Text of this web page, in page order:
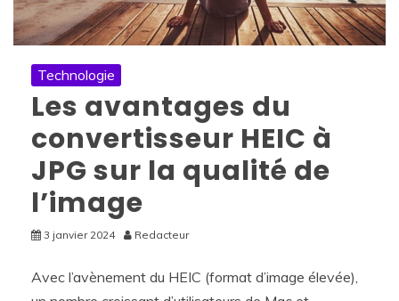
Technologie
Les avantages du
convertisseur HEIC à
JPG sur la qualité de
l’image
3 janvier 2024 Redacteur
Avec l’avènement du HEIC (format d’image élevée),